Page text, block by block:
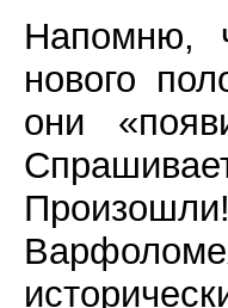
Напомню,
нового
они